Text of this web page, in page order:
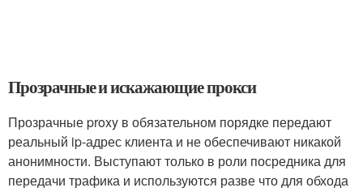
Прозрачные и искажающие прокси
Прозрачные proxy в обязательном порядке передают
реальный ip-адрес клиента и не обеспечивают никакой
анонимности. Выступают только в роли посредника для
передачи трафика и используются разве что для обхода